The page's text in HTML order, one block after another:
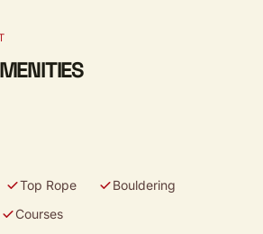
Top Rope
Bouldering
Courses